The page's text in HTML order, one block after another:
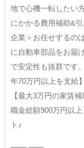
地で心機一転したい
にかかる費用補助&
企業＞お任せするの
に自動車部品をお届
で安定性も抜群です
年70万円以上を支給
【最大3万円の家賃
職金総額900万円以
ト♪